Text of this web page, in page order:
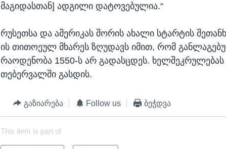
მაგიდასთან] ადგილი დატოვებულია.“
რუსეთსა და ამერიკას შორის ახალი სტარტის
ის თითოეულ მხარეს ზღუდავს იმით, რომ
რაოდენობა 1550-ს არ გადასცდეს.
თებერვალში გასდის.
გაზიარება Follow us ბეჭდვა
This item is part of